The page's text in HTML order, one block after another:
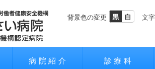
背景色の変更 文
病院紹介 診療科